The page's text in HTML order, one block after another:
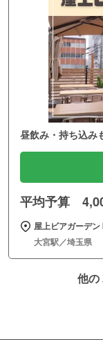
昼飲み・持ち込み
平均予算
屋上ビアガーデ
大宮駅／埼玉県
他の